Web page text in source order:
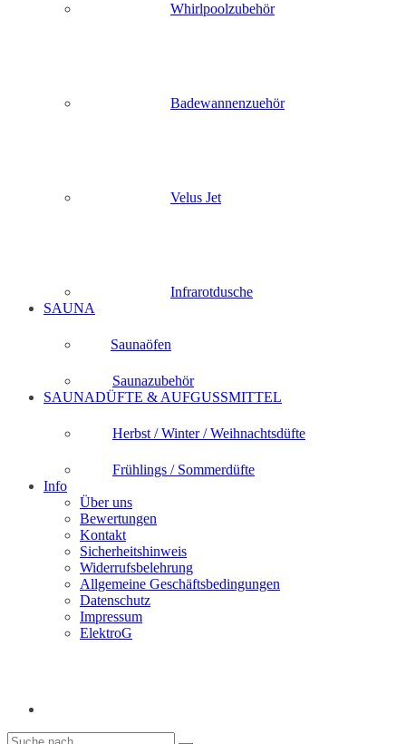
Whirlpoolzubehör
Badewannenzuehör
Velus Jet
Infrarotdusche
SAUNA
Saunaöfen
Saunazubehör
SAUNADÜFTE & AUFGUSSMITTEL
Herbst / Winter / Weihnachtsdüfte
Frühlings / Sommerdüfte
Info
Über uns
Bewertungen
Kontakt
Sicherheitshinweis
Widerrufsbelehrung
Allgemeine Geschäftsbedingungen
Datenschutz
Impressum
ElektroG